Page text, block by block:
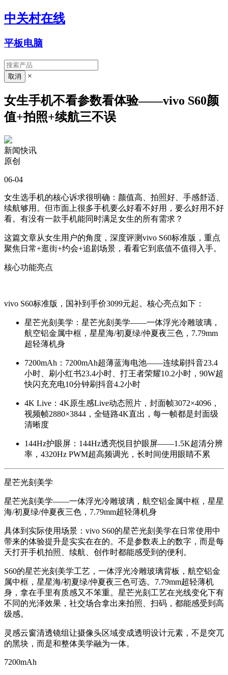
中关村在线
平板电脑
×
女生手机不看参数看体验——vivo S60颜
值+拍照+续航三不误
新闻快讯
原创
06-04
女生选手机的核心诉求很明确：颜值高、拍照好、手感舒适、
续航够用。但市面上很多手机要么好看不好用，要么好用不好
看。有没有一款手机能同时满足女生的所有需求？
这篇文章从女生用户的角度，深度评测vivo S60标准版，重点
聚焦日常+逛街+约会+追剧场景，看看它到底值不值得入手。
核心功能亮点
vivo S60标准版，国补到手价3099元起。核心亮点如下：
星芒光刻美学 ：星芒光刻美学——一体浮光冷雕玻璃，
航空铝金属中框，星星海/初夏绿/仲夏夜三色，7.79mm
超轻薄机身
7200mAh ：7200mAh超薄蓝海电池——连续刷抖音23.4
小时、刷小红书23.4小时、打王者荣耀10.2小时，90W超
快闪充充电10分钟刷抖音4.2小时
4K Live ：4K原生感Live动态照片，封面帧3072×4096，
视频帧2880×3844，全链路4K直出，每一帧都是封面级
清晰度
144Hz护眼屏 ：144Hz透亮悦目护眼屏——1.5K超清分辨
率，4320Hz PWM超高频调光，长时间使用眼睛不累
星芒光刻美学
星芒光刻美学——一体浮光冷雕玻璃，航空铝金属中框，星星
海/初夏绿/仲夏夜三色，7.79mm超轻薄机身
具体到实际使用场景：vivo S60的星芒光刻美学在日常使用中
带来的体验提升是实实在在的。不是参数表上的数字，而是每
天打开手机拍照、续航、创作时都能感受到的便利。
S60的星芒光刻美学工艺，一体浮光冷雕玻璃背板，航空铝金
属中框，星星海/初夏绿/仲夏夜三色可选。7.79mm超轻薄机
身，拿在手里有质感又不笨重。星芒光刻工艺在光线变化下有
不同的光泽效果，社交场合拿出来拍照、扫码，都能感受到高
级感。
灵感云窗清透镜组让摄像头区域变成透明设计元素，不是突兀
的黑块，而是和整体美学融为一体。
7200mAh